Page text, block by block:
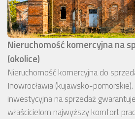
Nieruchomość komercyjna na
(okolice)
Nieruchomość komercyjna do
Inowrocławia (kujawsko-
inwestycyjna na sprzedaż
właścicielom najwyższy komfort